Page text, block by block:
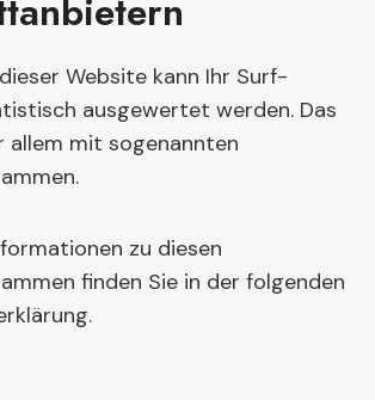
Website kann Ihr Surf-
ausgewertet werden. Das
allem mit sogenannten
zu diesen
finden Sie in der folgenden